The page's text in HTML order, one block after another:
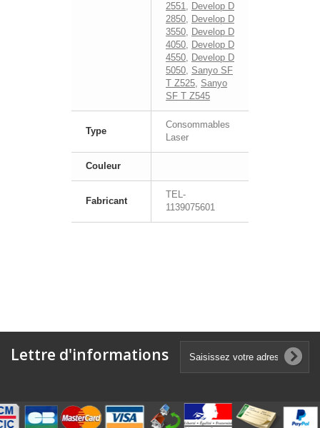
2551, Develop D
2850, Develop D
3550, Develop D
4050, Develop D
4550, Develop D
5050, Sanyo SF
T Z525, Sanyo
SF T Z545
Type
Consommables
Laser
Couleur
Fabricant
TEL-
1139075601
Lettre d'informations